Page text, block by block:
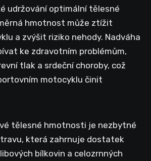
udržování optimální tělesné
hmotnost může ztížit
a zvýšit riziko nehody. Nadváha
ke zdravotním problémům,
tlak a srdeční choroby, což
motocyklu činit
tělesné hmotnosti je nezbytné
která zahrnuje dostatek
bílkovin a celozrnných